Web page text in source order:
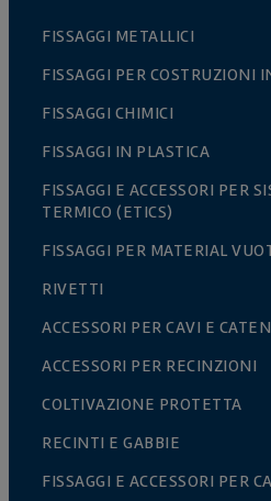
FISSAGGI METALLICI
FISSAGGI PER COSTRUZIONI
FISSAGGI CHIMICI
FISSAGGI IN PLASTICA
FISSAGGI E ACCESSORI PER
TERMICO (ETICS)
FISSAGGI PER MATERIAL
RIVETTI
ACCESSORI PER CAVI E
ACCESSORI PER RECINZIONI
COLTIVAZIONE PROTETTA
RECINTI E GABBIE
FISSAGGI E ACCESSORI PER